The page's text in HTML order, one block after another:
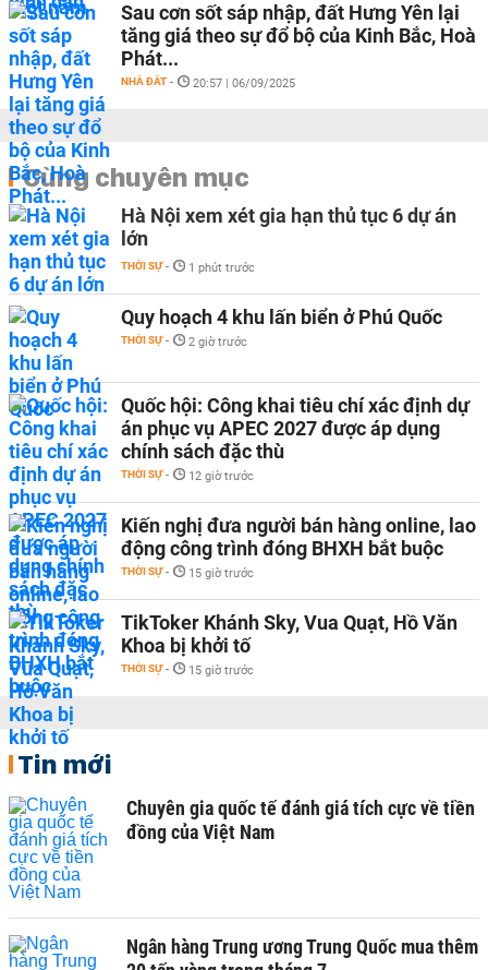
Sau cơn sốt sáp nhập, đất Hưng Yên lại
tăng giá theo sự đổ bộ của Kinh Bắc, Hoà
Phát...
NHÀ ĐẤT - 20:57 | 06/09/2025
Cùng chuyên mục
Hà Nội xem xét gia hạn thủ tục 6 dự án
lớn
THỜI SỰ - 1 phút trước
Quy hoạch 4 khu lấn biển ở Phú Quốc
THỜI SỰ - 2 giờ trước
Quốc hội: Công khai tiêu chí xác định dự
án phục vụ APEC 2027 được áp dụng
chính sách đặc thù
THỜI SỰ - 12 giờ trước
Kiến nghị đưa người bán hàng online, lao
động công trình đóng BHXH bắt buộc
THỜI SỰ - 15 giờ trước
TikToker Khánh Sky, Vua Quạt, Hồ Văn
Khoa bị khởi tố
THỜI SỰ - 15 giờ trước
Tin mới
Chuyên gia quốc tế đánh giá tích cực về tiền
đồng của Việt Nam
Ngân hàng Trung ương Trung Quốc mua thêm